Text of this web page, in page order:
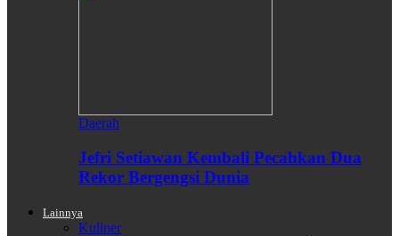
Daerah
Jefri Setiawan Kembali Pecahkan Dua
Rekor Bergengsi Dunia
Lainnya
Kuliner